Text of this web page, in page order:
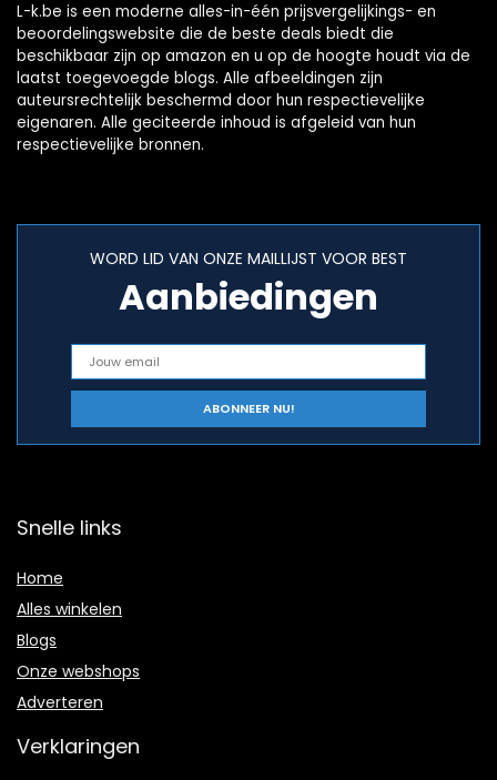
L-k.be is een moderne alles-in-één prijsvergelijkings- en
beoordelingswebsite die de beste deals biedt die
beschikbaar zijn op amazon en u op de hoogte houdt via de
laatst toegevoegde blogs. Alle afbeeldingen zijn
auteursrechtelijk beschermd door hun respectievelijke
eigenaren. Alle geciteerde inhoud is afgeleid van hun
respectievelijke bronnen.
WORD LID VAN ONZE MAILLIJST VOOR BEST
Aanbiedingen
Snelle links
Home
Alles winkelen
Blogs
Onze webshops
Adverteren
Verklaringen